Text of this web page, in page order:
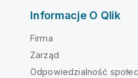
Informacje O Qlik
Firma
Zarząd
Odpowiedzialność